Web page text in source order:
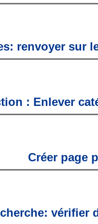
renvoyer sur
: Enlever
Créer page
vérifier